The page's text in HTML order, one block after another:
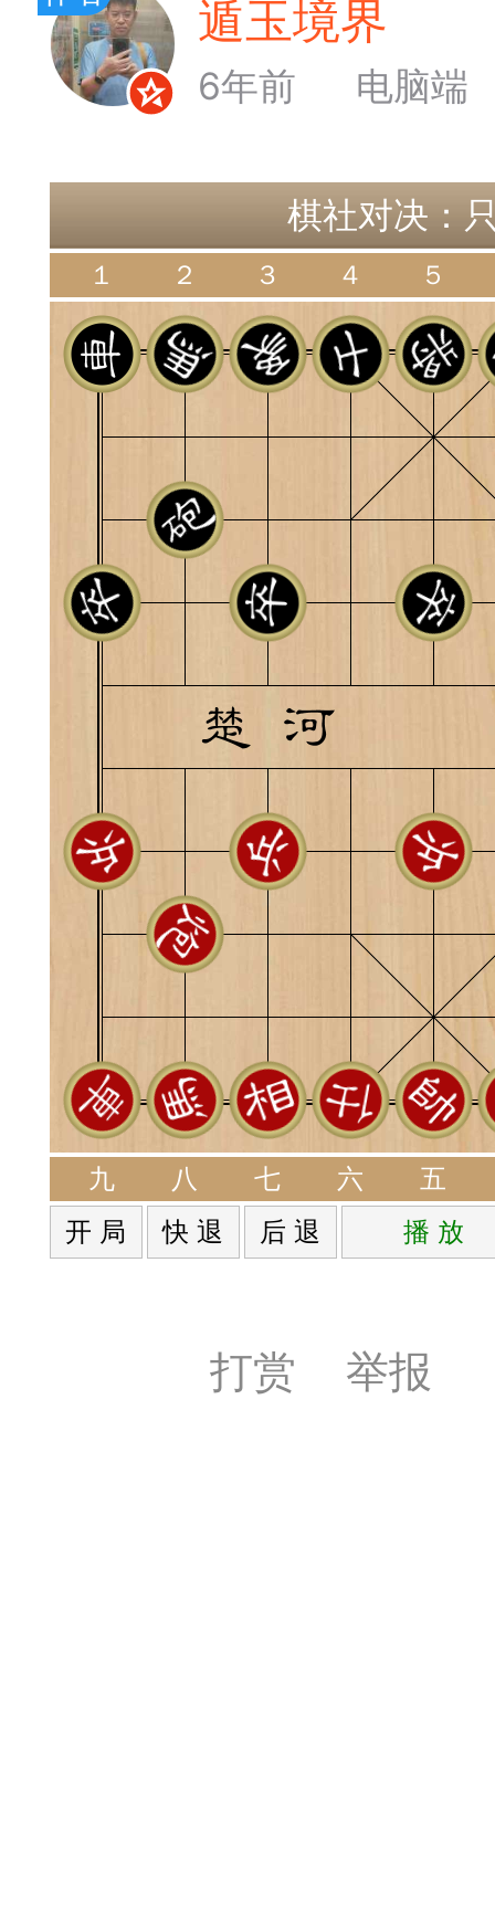
道APP的基本用法
在天天象棋下棋时
链接
弈易道用法视频讲
弈易道用法视频讲
方象棋微信群的方
（备注象棋），再
打谱平台的问题，也
时回复。2，强烈提
学习功能，必须在登
切记！3，扫二维码
（泓弈象棋）4
。5，弈易道苹果
器中(切记）点击链
密码的方法：如最后
录和QQ登录的用户
码，因为手机号码可
密码时重置密码，非
广州市
35
遁玉境界
6年前
电脑端
棋社对决：
五
六
七
八
九
１ ２ ３ ４ ５
开 局 快 退 后 退 播 放
打赏 举报